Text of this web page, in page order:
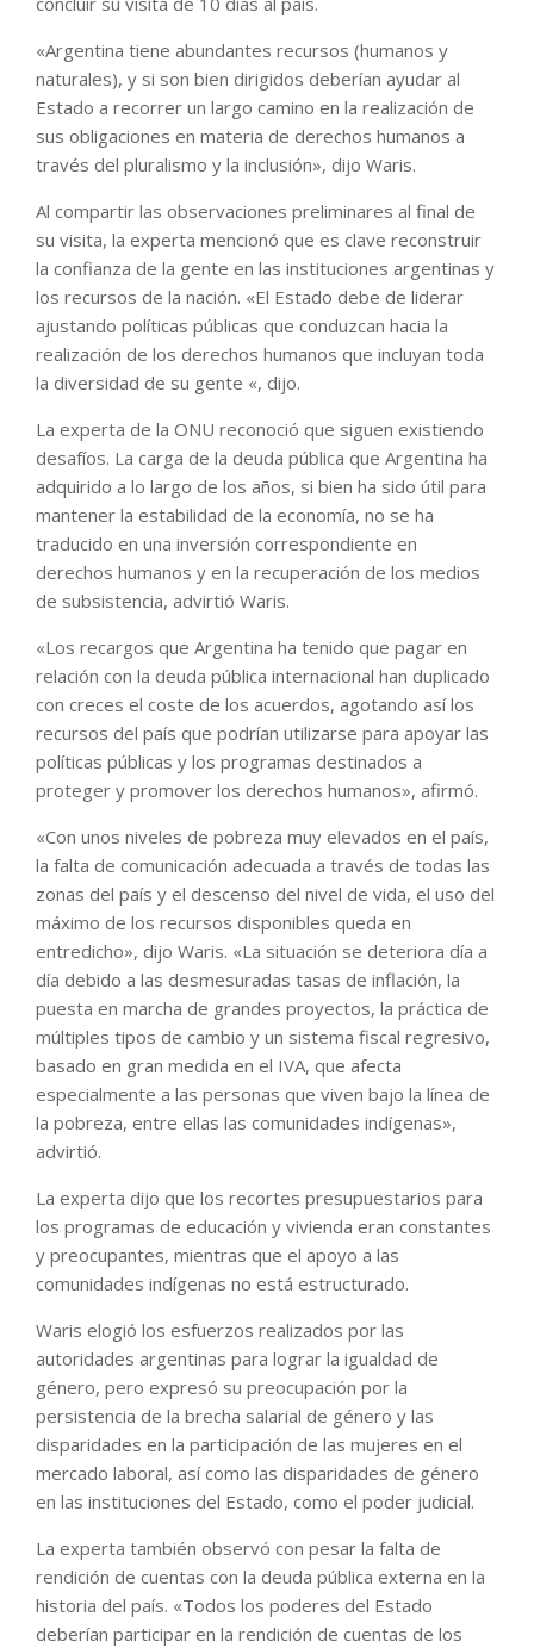
«Argentina tiene abundantes recursos (humanos y
naturales), y si son bien dirigidos deberían ayudar al
Estado a recorrer un largo camino en la realización de
sus obligaciones en materia de derechos humanos a
través del pluralismo y la inclusión», dijo Waris.
Al compartir las observaciones preliminares al final de
su visita, la experta mencionó que es clave reconstruir
la confianza de la gente en las instituciones argentinas y
los recursos de la nación. «El Estado debe de liderar
ajustando políticas públicas que conduzcan hacia la
realización de los derechos humanos que incluyan toda
la diversidad de su gente «, dijo.
La experta de la ONU reconoció que siguen existiendo
desafíos. La carga de la deuda pública que Argentina ha
adquirido a lo largo de los años, si bien ha sido útil para
mantener la estabilidad de la economía, no se ha
traducido en una inversión correspondiente en
derechos humanos y en la recuperación de los medios
de subsistencia, advirtió Waris.
«Los recargos que Argentina ha tenido que pagar en
relación con la deuda pública internacional han duplicado
con creces el coste de los acuerdos, agotando así los
recursos del país que podrían utilizarse para apoyar las
políticas públicas y los programas destinados a
proteger y promover los derechos humanos», afirmó.
«Con unos niveles de pobreza muy elevados en el país,
la falta de comunicación adecuada a través de todas las
zonas del país y el descenso del nivel de vida, el uso del
máximo de los recursos disponibles queda en
entredicho», dijo Waris. «La situación se deteriora día a
día debido a las desmesuradas tasas de inflación, la
puesta en marcha de grandes proyectos, la práctica de
múltiples tipos de cambio y un sistema fiscal regresivo,
basado en gran medida en el IVA, que afecta
especialmente a las personas que viven bajo la línea de
la pobreza, entre ellas las comunidades indígenas»,
advirtió.
La experta dijo que los recortes presupuestarios para
los programas de educación y vivienda eran constantes
y preocupantes, mientras que el apoyo a las
comunidades indígenas no está estructurado.
Waris elogió los esfuerzos realizados por las
autoridades argentinas para lograr la igualdad de
género, pero expresó su preocupación por la
persistencia de la brecha salarial de género y las
disparidades en la participación de las mujeres en el
mercado laboral, así como las disparidades de género
en las instituciones del Estado, como el poder judicial.
La experta también observó con pesar la falta de
rendición de cuentas con la deuda pública externa en la
historia del país. «Todos los poderes del Estado
deberían participar en la rendición de cuentas de los